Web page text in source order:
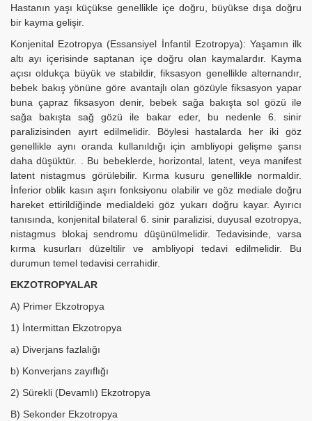
Hastanın yaşı küçükse genellikle içe doğru, büyükse dışa doğru
bir kayma gelişir.
Konjenital Ezotropya (Essansiyel İnfantil Ezotropya): Yaşamın ilk
altı ayı içerisinde saptanan içe doğru olan kaymalardır. Kayma
açısı oldukça büyük ve stabildir, fiksasyon genellikle alternandır,
bebek bakış yönüne göre avantajlı olan gözüyle fiksasyon yapar
buna çapraz fiksasyon denir, bebek sağa bakışta sol gözü ile
sağa bakışta sağ gözü ile bakar eder, bu nedenle 6. sinir
paralizisinden ayırt edilmelidir. Böylesi hastalarda her iki göz
genellikle aynı oranda kullanıldığı için ambliyopi gelişme şansı
daha düşüktür. . Bu bebeklerde, horizontal, latent, veya manifest
latent nistagmus görülebilir. Kırma kusuru genellikle normaldir.
İnferior oblik kasın aşırı fonksiyonu olabilir ve göz mediale doğru
hareket ettirildiğinde medialdeki göz yukarı doğru kayar. Ayırıcı
tanısında, konjenital bilateral 6. sinir paralizisi, duyusal ezotropya,
nistagmus blokaj sendromu düşünülmelidir. Tedavisinde, varsa
kırma kusurları düzeltilir ve ambliyopi tedavi edilmelidir. Bu
durumun temel tedavisi cerrahidir.
EKZOTROPYALAR
A) Primer Ekzotropya
1) İntermittan Ekzotropya
a) Diverjans fazlalığı
b) Konverjans zayıflığı
2) Sürekli (Devamlı) Ekzotropya
B) Sekonder Ekzotropya